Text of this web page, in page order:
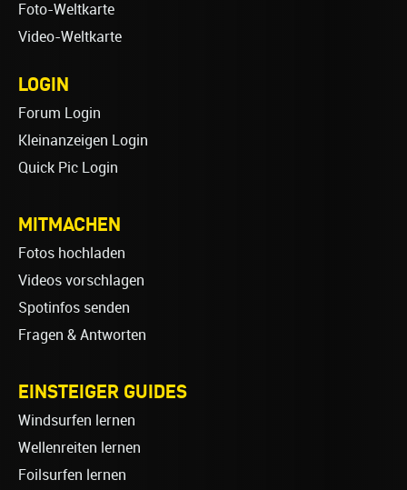
Foto-Weltkarte
Video-Weltkarte
LOGIN
Forum Login
Kleinanzeigen Login
Quick Pic Login
MITMACHEN
Fotos hochladen
Videos vorschlagen
Spotinfos senden
Fragen & Antworten
EINSTEIGER GUIDES
Windsurfen lernen
Wellenreiten lernen
Foilsurfen lernen